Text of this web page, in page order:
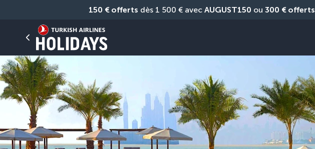
150 € offerts dès 1 500 € avec AUGUST150 ou 300 € offerts